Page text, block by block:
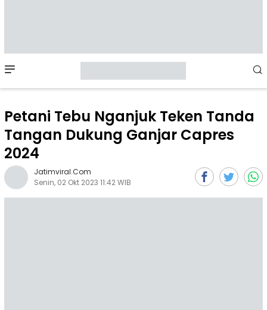
Menu
Petani Tebu Nganjuk Teken Tanda
Tangan Dukung Ganjar Capres
2024
Jatimviral.com
Senin, 02 Okt 2023 11:42 WIB